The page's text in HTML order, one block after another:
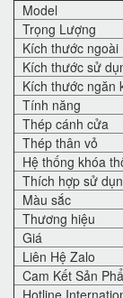
Model
Trọng Lượng
Kích thước ngoài
Kích thước sử
Kích thước ngăn
Tính năng
Thép cánh cửa
Thép thân vỏ
Hệ thống khóa
Thích hợp sử
Màu sắc
Thương hiệu
Giá
Liên Hệ Zalo
Cam Kết Sản